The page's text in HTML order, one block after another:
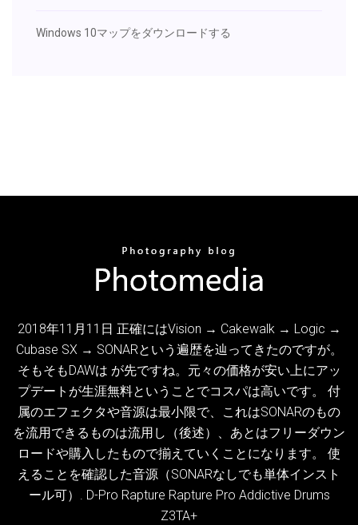
Windows 10マップをダウンロードする
2018年11月11日 正確にはVision → Cakewalk → Logic →
Cubase SX → SONARという遍歴を辿ってきたのですが。
そもそもDAWは が先ですね。元々の価格が安い上にアッ
プデートが生涯無料ということでコスパは高いです。 付
属のエフェクタや音源は最小限で、これはSONARのもの
を流用できるものは流用し（後述）、あとはフリーダウン
ロードや購入したもので揃えていくことになります。 使
えることを確認した音源（SONARなしでも単体インスト
ール可）. D-Pro Rapture Rapture Pro Addictive Drums
Z3TA+